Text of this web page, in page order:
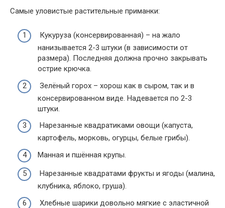
Самые уловистые растительные приманки:
Кукуруза (консервированная) – на жало
нанизывается 2-3 штуки (в зависимости от
размера). Последняя должна прочно закрывать
острие крючка.
Зелёный горох – хорош как в сыром, так и в
консервированном виде. Надевается по 2-3
штуки.
Нарезанные квадратиками овощи (капуста,
картофель, морковь, огурцы, белые грибы).
Манная и пшённая крупы.
Нарезанные квадратами фрукты и ягоды (малина,
клубника, яблоко, груша).
Хлебные шарики довольно мягкие с эластичной